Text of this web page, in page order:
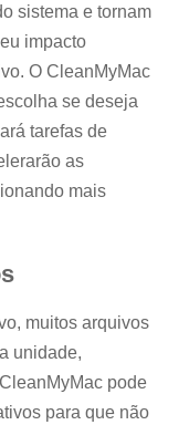
sistema e tornam
impacto
O CleanMyMac
se deseja
tarefas de
as
mais
muitos arquivos
unidade,
pode
para que não